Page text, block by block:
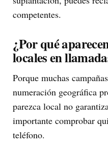
competentes.
¿Por qué
locales en
Porque muchas
numeración geográfica
parezca local no
importante comprobar
teléfono.